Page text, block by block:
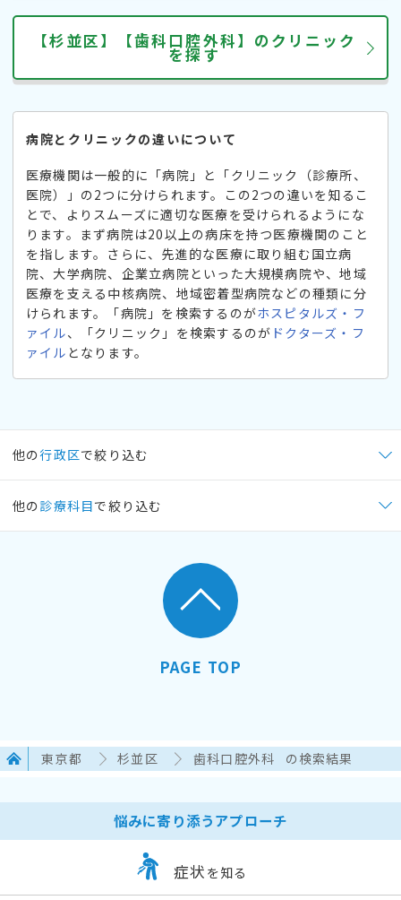
【杉並区】【歯科口腔外科】のクリニック
を探す
病院とクリニックの違いについて
医療機関は一般的に「病院」と「クリニック（診療所、
医院）」の2つに分けられます。この2つの違いを知るこ
とで、よりスムーズに適切な医療を受けられるようにな
ります。まず病院は20以上の病床を持つ医療機関のこと
を指します。さらに、先進的な医療に取り組む国立病
院、大学病院、企業立病院といった大規模病院や、地域
医療を支える中核病院、地域密着型病院などの種類に分
けられます。「病院」を検索するのがホスピタルズ・フ
ァイル、「クリニック」を検索するのが ドクターズ・フ
ァイル となります。
他の行政区で絞り込む
他の 診療科目で絞り込む
PAGE TOP
東京都 杉並区 歯科口腔外科 の検索結果
悩みに寄り添うアプローチ
症状 を知る